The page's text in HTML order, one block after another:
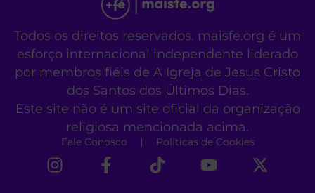
Todos os direitos reservados. maisfe.org é um
esforço internacional independente liderado
por membros fiéis de A Igreja de Jesus Cristo
dos Santos dos Últimos Dias.
Este site não é um site oficial da organização
religiosa mencionada acima.
Fale Conosco Políticas de Cookies